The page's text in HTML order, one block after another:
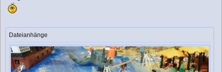
Dateianhänge